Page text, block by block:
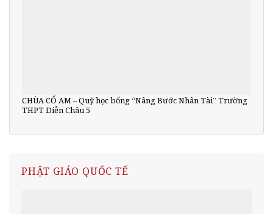
CHÙA CỔ AM – Quỹ học bổng “Nâng Bước Nhân Tài” Trường
THPT Diễn Châu 5
PHẬT GIÁO QUỐC TẾ